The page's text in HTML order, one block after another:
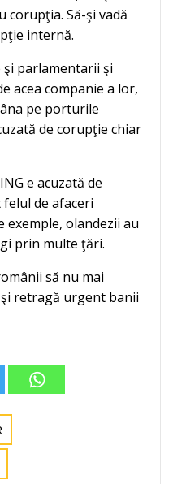
corupţia. Să-şi vadă
internă.
parlamentarii şi
acea companie a lor,
pe porturile
de corupţie chiar
e acuzată de
de afaceri
exemple, olandezii au
prin multe ţări.
să nu mai
retragă urgent banii